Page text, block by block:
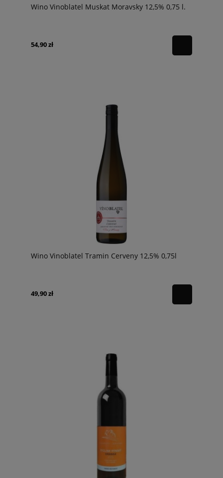
Wino Vinoblatel Muskat Moravsky 12,5% 0,75 l.
54,90 zł
Wino Vinoblatel Tramin Cerveny 12,5% 0,75l
49,90 zł